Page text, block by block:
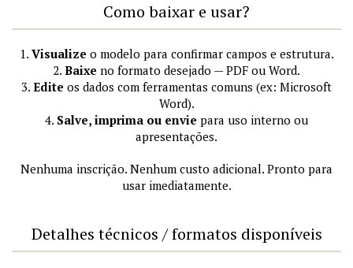
Como baixar e usar?
1. Visualize o modelo para confirmar campos e estrutura.
2. Baixe no formato desejado — PDF ou Word.
3. Edite os dados com ferramentas comuns (ex: Microsoft
Word).
4. Salve, imprima ou envie para uso interno ou
apresentações.
Nenhuma inscrição. Nenhum custo adicional. Pronto para
usar imediatamente.
Detalhes técnicos / formatos disponíveis